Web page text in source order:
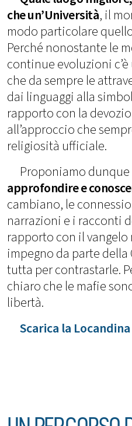
che un’Università, il
modo particolare
Perché nonostante le
continue evoluzioni c’è
che da sempre le
dai linguaggi alla
rapporto con la
all’approccio che
religiosità ufficiale.
Proponiamo dunque
approfondire e
cambiano, le
narrazioni e i racconti
rapporto con il vangelo
impegno da parte della
tutta per contrastarle.
chiaro che le mafie
libertà.
Scarica la Locandina